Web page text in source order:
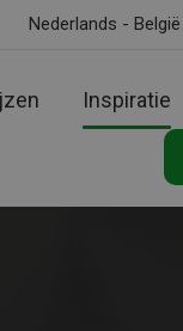
Nederlands - België
Inspiratie